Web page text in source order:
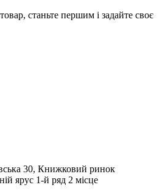
станьте першим і задайте своє
30, Книжковий ринок
ярус 1-й ряд 2 місце